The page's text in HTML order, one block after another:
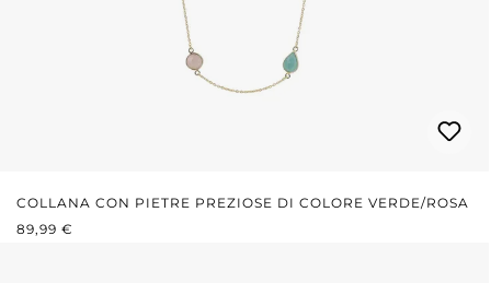
COLLANA CON PIETRE PREZIOSE DI COLORE VERDE/ROSA
PREZZO NORMALE:
89,99 €